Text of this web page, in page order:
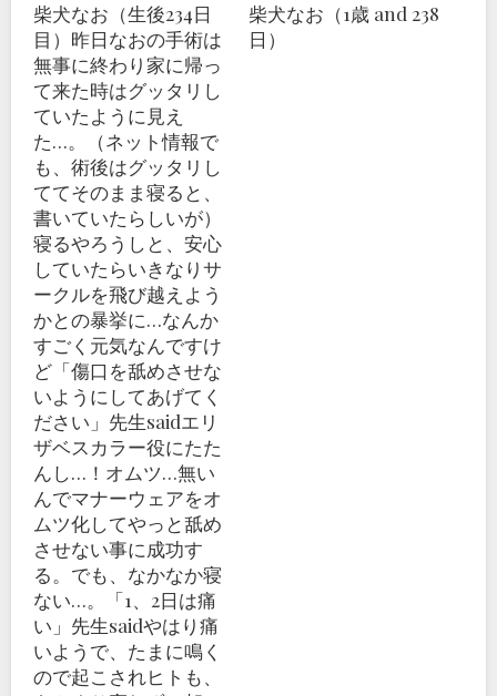
柴犬なお（生後234日
目）昨日なおの手術は
無事に終わり家に帰っ
て来た時はグッタリし
ていたように見え
た…。（ネット情報で
も、術後はグッタリし
ててそのまま寝ると、
書いていたらしいが）
寝るやろうしと、安心
していたらいきなりサ
ークルを飛び越えよう
かとの暴挙に…なんか
すごく元気なんですけ
ど「傷口を舐めさせな
いようにしてあげてく
ださい」先生saidエリ
ザベスカラー役にたた
んし…！オムツ…無い
んでマナーウェアをオ
ムツ化してやっと舐め
させない事に成功す
る。でも、なかなか寝
ない…。「1、2日は痛
い」先生saidやはり痛
いようで、たまに鳴く
ので起こされヒトも、
柴犬なお（1歳 and 238
日）